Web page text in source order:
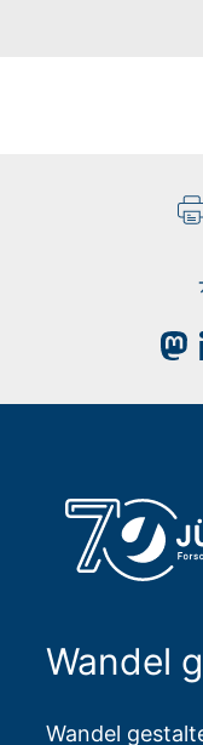
Wandel
Wandel